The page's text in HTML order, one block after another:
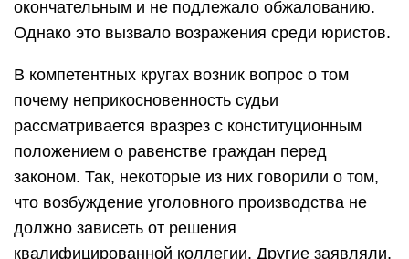
окончательным и не подлежало обжалованию.
Однако это вызвало возражения среди юристов.
В компетентных кругах возник вопрос о том
почему неприкосновенность судьи
рассматривается вразрез с конституционным
положением о равенстве граждан перед
законом. Так, некоторые из них говорили о том,
что возбуждение уголовного производства не
должно зависеть от решения
квалифицированной коллегии. Другие заявляли,